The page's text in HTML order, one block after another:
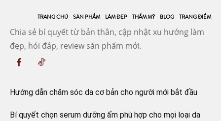
TRANG CHỦ SẢN PHẨM LÀM ĐẸP THẨM MỸ BLOG TRANG ĐIỂM
Chia sẻ bí quyết từ bản thân, cập nhật xu hướng làm
đẹp, hỏi đáp, review sản phẩm mới.
Hướng dẫn chăm sóc da cơ bản cho người mới bắt đầu
Bí quyết chọn serum dưỡng ẩm phù hợp cho mọi loại da